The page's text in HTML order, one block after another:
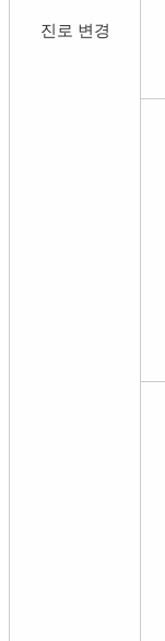
진로 변경